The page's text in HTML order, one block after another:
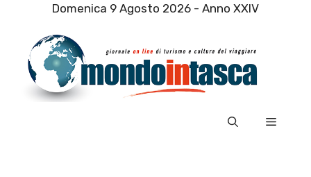
contenuto
Domenica 9 Agosto 2026 - Anno XXIV
Menu